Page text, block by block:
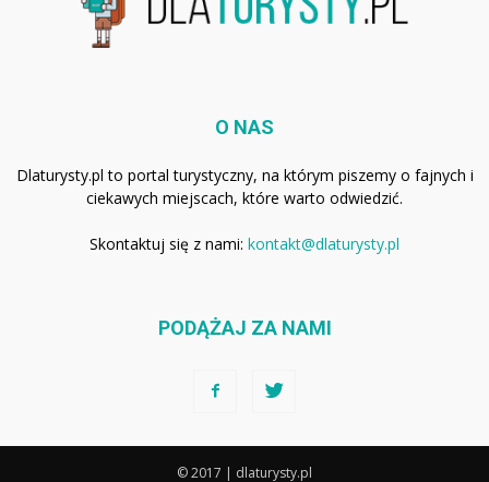
O NAS
Dlaturysty.pl to portal turystyczny, na którym piszemy o fajnych i
ciekawych miejscach, które warto odwiedzić.
Skontaktuj się z nami: kontakt@dlaturysty.pl
PODĄŻAJ ZA NAMI
© 2017 | dlaturysty.pl